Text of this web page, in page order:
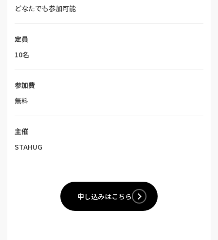
どなたでも参加可能
定員
10名
参加費
無料
主催
STAHUG
申し込みはこちら